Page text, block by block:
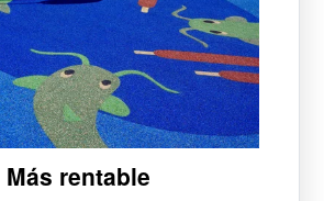
Más rentable